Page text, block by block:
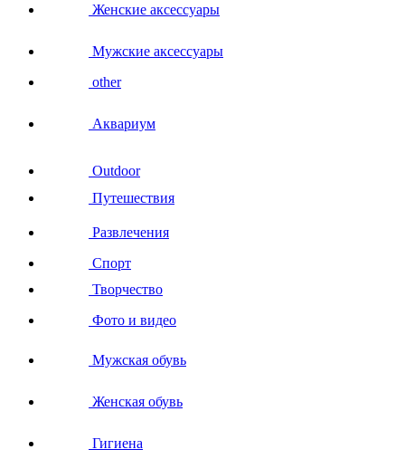
Женские аксессуары
Мужские аксессуары
other
Аквариум
Outdoor
Путешествия
Развлечения
Спорт
Творчество
Фото и видео
Мужская обувь
Женская обувь
Гигиена